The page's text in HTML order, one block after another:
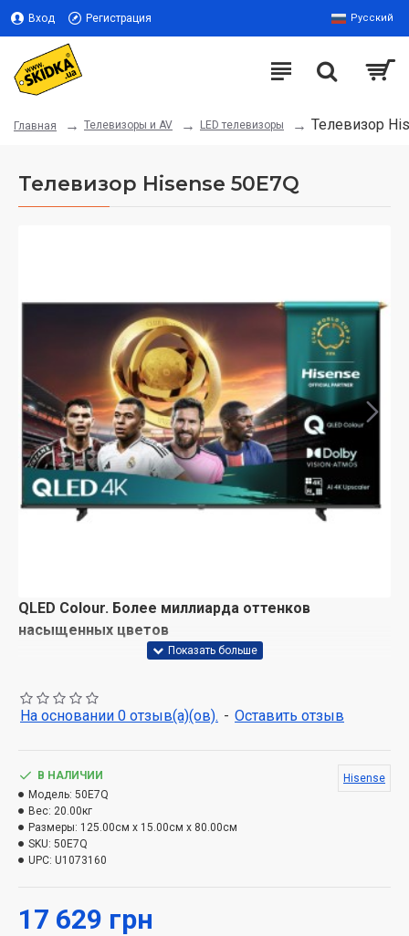
Вход Регистрация Русский
Главная Телевизоры и AV LED телевизоры Телевизор
Телевизор Hisense 50E7Q
QLED Colour. Более миллиарда оттенков
насыщенных цветов
Получите настоящее визуальное наслаждение с
функцией QLED Colour. Каждый кадр насыщен
цветами, яркий, реалистичный, а все оттенки цветов -
Dolby Vision·Atmos. Почувствуйте настоящий
восторг.
Сочетание изображения Dolby Vision™ HDR и звука
Dolby Atmos® превращает ваш телевизор в
настоящий центр развлечений.
искусственного интеллекта. Нечеткие
На основании 0 отзыв(а)(ов). - Оставить отзыв
17 629 грн
В НАЛИЧИИ
Модель: 50E7Q
Вес: 20.00кг
Размеры: 125.00см x 15.00см x 80.00см
SKU: 50E7Q
UPC: U1073160
Hisense